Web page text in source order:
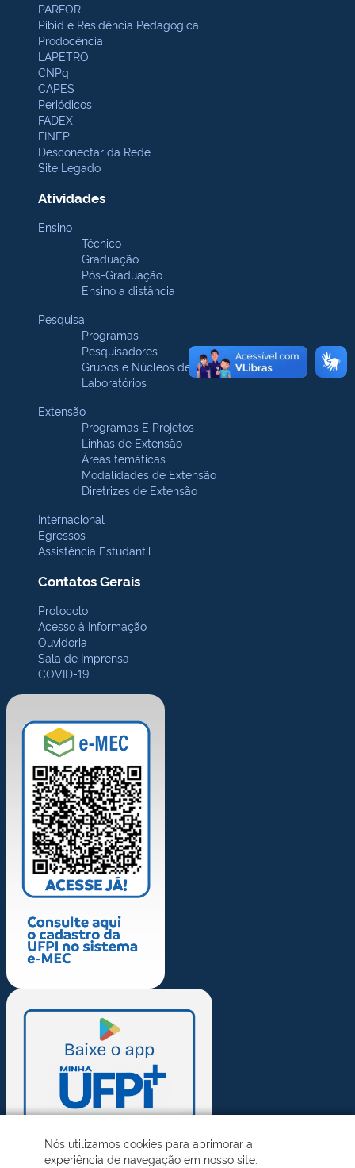
PARFOR
Pibid e Residência Pedagógica
Prodocência
LAPETRO
CNPq
CAPES
Periódicos
FADEX
FINEP
Desconectar da Rede
Site Legado
Atividades
Ensino
Técnico
Graduação
Pós-Graduação
Ensino a distância
Pesquisa
Programas
Pesquisadores
Grupos e Núcleos de pesquisa
Laboratórios
Extensão
Programas E Projetos
Linhas de Extensão
Áreas temáticas
Modalidades de Extensão
Diretrizes de Extensão
Internacional
Egressos
Assistência Estudantil
Contatos Gerais
Protocolo
Acesso à Informação
Ouvidoria
Sala de Imprensa
COVID-19
Nós utilizamos cookies para aprimorar a
experiência de navegação em nosso site.